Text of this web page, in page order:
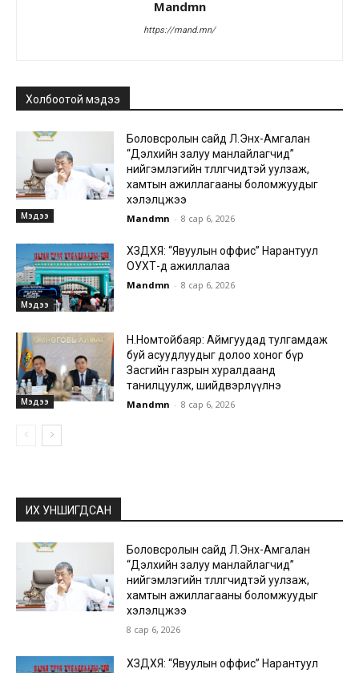
Mandmn
https://mand.mn/
Холбоотой мэдээ
Мэдээ
Боловсролын сайд Л.Энх-Амгалан
“Дэлхийн залуу манлайлагчид”
нийгэмлэгийн төлөөлөгчидтэй уулзаж,
хамтын ажиллагааны боломжуудыг
хэлэлцжээ
Mandmn - 8 сар 6, 2026
Мэдээ
ХЗДХЯ: “Явуулын оффис” Нарантуул
ОУХТ-д ажиллалаа
Mandmn - 8 сар 6, 2026
Мэдээ
Н.Номтойбаяр: Аймгуудад тулгамдаж
буй асуудлуудыг долоо хоног бүр
Засгийн газрын хуралдаанд
танилцуулж, шийдвэрлүүлнэ
Mandmn - 8 сар 6, 2026
ИХ УНШИГДСАН
Боловсролын сайд Л.Энх-Амгалан
“Дэлхийн залуу манлайлагчид”
нийгэмлэгийн төлөөлөгчидтэй уулзаж,
хамтын ажиллагааны боломжуудыг
хэлэлцжээ
8 сар 6, 2026
ХЗДХЯ: “Явуулын оффис” Нарантуул